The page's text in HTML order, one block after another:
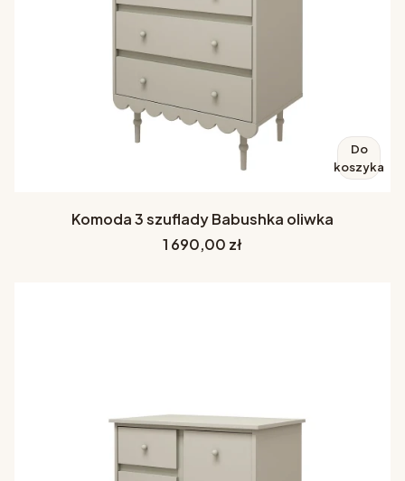
Do
koszyka
Komoda 3 szuflady Babushka oliwka
Cena
1 690,00 zł